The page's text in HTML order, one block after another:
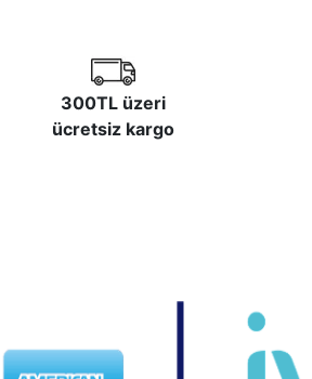
300TL üzeri
ücretsiz kargo